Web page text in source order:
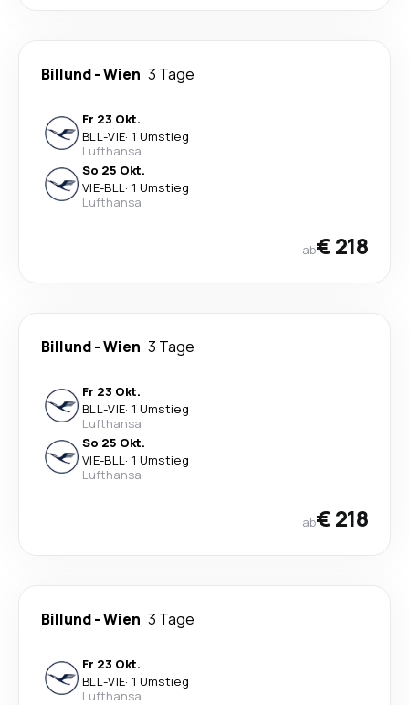
Billund-Wien 3 Tage
Fr 23 Okt.
BLL-VIE· 1 Umstieg
Lufthansa
So 25 Okt.
VIE-BLL· 1 Umstieg
Lufthansa
ab€ 218
Billund-Wien 3 Tage
Fr 23 Okt.
BLL-VIE· 1 Umstieg
Lufthansa
So 25 Okt.
VIE-BLL· 1 Umstieg
Lufthansa
ab€ 218
Billund-Wien 3 Tage
Fr 23 Okt.
BLL-VIE· 1 Umstieg
Lufthansa